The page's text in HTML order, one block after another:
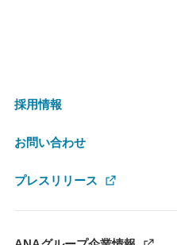
採用情報
お問い合わせ
プレスリリース